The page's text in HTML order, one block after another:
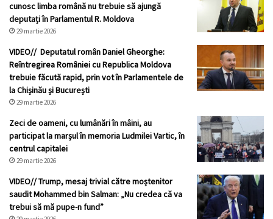
cunosc limba română nu trebuie să ajungă
deputați în Parlamentul R. Moldova
29 martie 2026
VIDEO// Deputatul român Daniel Gheorghe:
Reîntregirea României cu Republica Moldova
trebuie făcută rapid, prin vot în Parlamentele de
la Chișinău și București
29 martie 2026
Zeci de oameni, cu lumânări în mâini, au
participat la marșul în memoria Ludmilei Vartic, în
centrul capitalei
29 martie 2026
VIDEO// Trump, mesaj trivial către moștenitor
saudit Mohammed bin Salman: „Nu credea că va
trebui să mă pupe-n fund”